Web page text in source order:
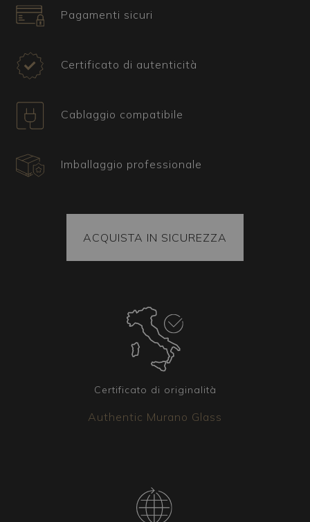
Certificato e spedizione
Tutti i nostri articoli sono accompagnati da un
provenienza. La merce spedita è sempre fissata
all'interno del pacco e ogni pezzo viene imballato
garantisce l'arrivo integra a destinazione. In ogni
caso il pacco è sempre coperto dalla polizza
Pagamenti sicuri
Certificato di autenticità
Cablaggio compatibile
Imballaggio professionale
ACQUISTA IN SICUREZZA
Certificato di originalità
Authentic Murano Glass